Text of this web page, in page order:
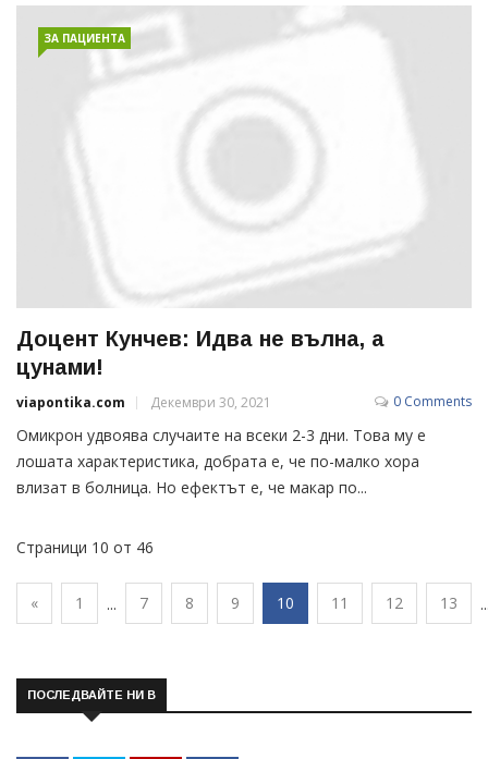
ЗА ПАЦИЕНТА
Доцент Кунчев: Идва не вълна, а
цунами!
viapontika.com Декември 30, 2021 0 Comments
Омикрон удвоява случаите на всеки 2-3 дни. Това му е
лошата характеристика, добрата е, че по-малко хора
влизат в болница. Но ефектът е, че макар по...
Страници 10 от 46
« 1 ... 7 8 9 10 11 12 13
ПОСЛЕДВАЙТЕ НИ В